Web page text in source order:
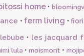
home •
• ferm living •
lebube • les jacquard
lula •moismont •